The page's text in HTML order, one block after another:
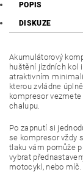
POPIS
DISKUZE
Akumulátorový
huštění jízdních kol
atraktivním
kterou zvládne
kompresor vezmete
chalupu.
Po zapnutí si
se kompresor vždy
tlaku vám pomůže
vybrat
motocykl, nebo míč.